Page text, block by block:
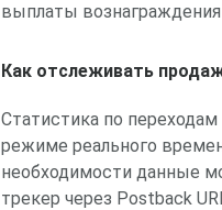
выплаты
Как отслеживать
Статистика по
режиме реального
необходимости данные
трекер через Postback